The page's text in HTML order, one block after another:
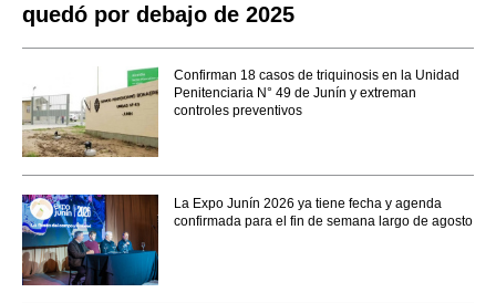
quedó por debajo de 2025
Confirman 18 casos de triquinosis en la Unidad
Penitenciaria N° 49 de Junín y extreman
controles preventivos
La Expo Junín 2026 ya tiene fecha y agenda
confirmada para el fin de semana largo de agosto